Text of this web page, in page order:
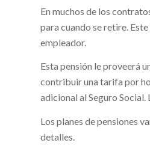
En muchos de los
para cuando se retire.
empleador.
Esta pensión le proveerá
contribuir una tarifa por
adicional al Seguro
Los planes de pensiones
detalles.